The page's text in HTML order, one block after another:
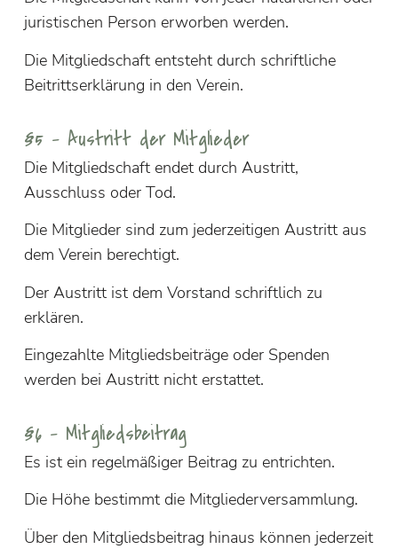
juristischen Person erworben werden.
Die Mitgliedschaft entsteht durch schriftliche
Beitrittserklärung in den Verein.
§5 – Austritt der Mitglieder
Die Mitgliedschaft endet durch Austritt,
Ausschluss oder Tod.
Die Mitglieder sind zum jederzeitigen Austritt aus
dem Verein berechtigt.
Der Austritt ist dem Vorstand schriftlich zu
erklären.
Eingezahlte Mitgliedsbeiträge oder Spenden
werden bei Austritt nicht erstattet.
§6 – Mitgliedsbeitrag
Es ist ein regelmäßiger Beitrag zu entrichten.
Die Höhe bestimmt die Mitgliederversammlung.
Über den Mitgliedsbeitrag hinaus können jederzeit